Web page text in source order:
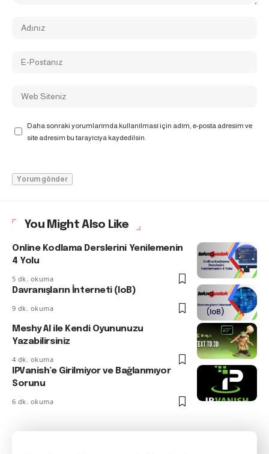
Daha sonraki yorumlarımda kullanılması için adım, e-posta adresim ve
site adresim bu tarayıcıya kaydedilsin.
You Might Also Like
Online Kodlama Derslerini Yenilemenin
4 Yolu
5 dk. okuma
Davranışların İnterneti (IoB)
9 dk. okuma
Meshy AI ile Kendi Oyununuzu
Yazabilirsiniz
4 dk. okuma
IPVanish’e Girilmiyor ve Bağlanmıyor
Sorunu
6 dk. okuma